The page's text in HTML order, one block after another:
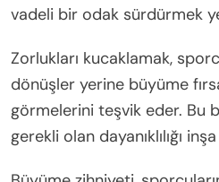
vadeli bir odak sürdürmek
Zorlukları kucaklamak,
dönüşler yerine büyüme
görmelerini teşvik eder. Bu
gerekli olan dayanıklılığı